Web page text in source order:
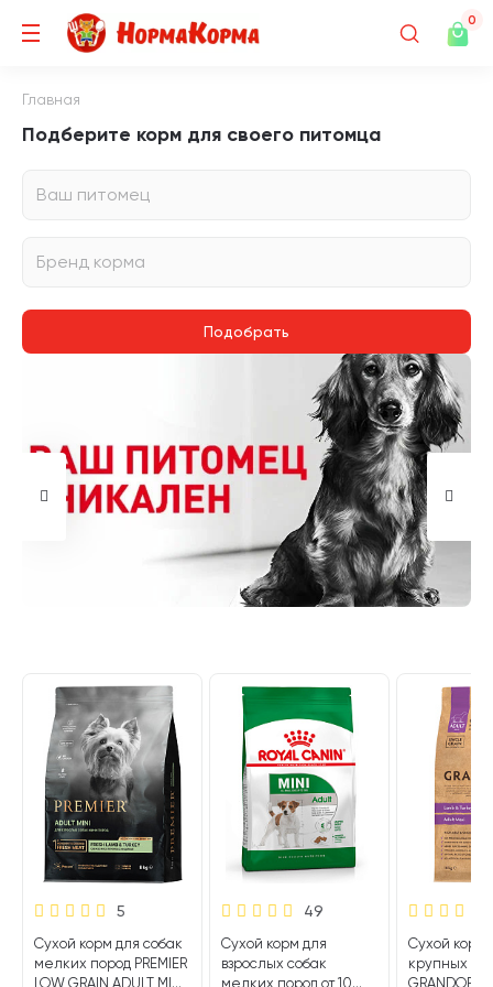
0
Главная
Подберите корм для своего питомца
Ваш питомец
Бренд корма
Подобрать
5
Сухой корм для собак
мелких пород PREMIER
LOW GRAIN ADULT MINI
49
Сухой корм для
взрослых собак
мелких пород от 10
Сухой корм
крупных
GRANDORF